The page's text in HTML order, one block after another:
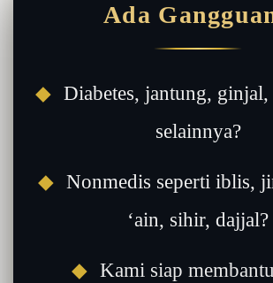
Ada
◆ Diabetes, jantung, ginjal,
selainnya?
◆ Nonmedis seperti iblis,
‘ain, sihir, dajjal?
◆ Kami siap